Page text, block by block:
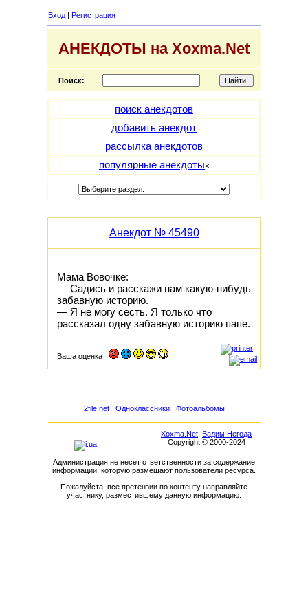
Вход | Регистрация
АНЕКДОТЫ на Xoxma.Net
Поиск:
поиск анекдотов
добавить анекдот
рассылка анекдотов
популярные анекдоты<
Анекдот № 45490
Мама Вовочке:
— Садись и расскажи нам какую-нибудь
забавную историю.
— Я не могу сесть. Я только что
рассказал одну забавную историю папе.
Ваша оценка
2file.net Одноклассники Фотоальбомы
Xoxma.Net Вадим Негода
Copyright © 2000-2024
Администрация не несет ответственности за содержание
информации, которую размещают пользователи ресурса.
Пожалуйста, все претензии по контенту направляйте
участнику, разместившему данную информацию.